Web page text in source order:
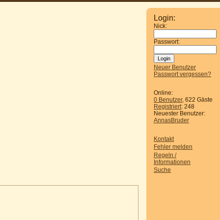
Login:
Nick:
Passwort:
Neuer Benutzer
Passwort vergessen?
Online:
0 Benutzer, 622 Gäste
Registriert: 248
Neuester Benutzer:
AnnasBruder
Kontakt
Fehler melden
Regeln /
Informationen
Suche